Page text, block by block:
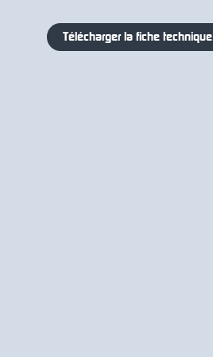
Télécharger la fiche technique